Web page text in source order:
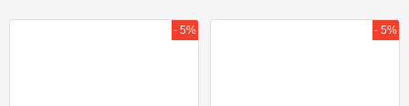
- 5% - 5%